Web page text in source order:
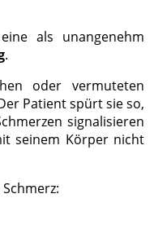
als unangenehm
.
oder vermuteten
Patient spürt sie so,
signalisieren
seinem Körper nicht